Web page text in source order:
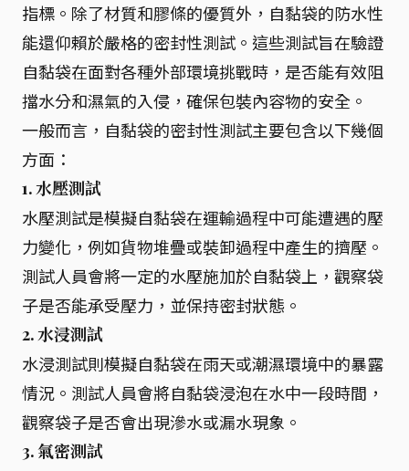
指標。除了材質和膠條的優質外，自黏袋的防水性
能還仰賴於嚴格的密封性測試。這些測試旨在驗證
自黏袋在面對各種外部環境挑戰時，是否能有效阻
擋水分和濕氣的入侵，確保包裝內容物的安全。
一般而言，自黏袋的密封性測試主要包含以下幾個
方面：
1. 水壓測試
水壓測試是模擬自黏袋在運輸過程中可能遭遇的壓
力變化，例如貨物堆疊或裝卸過程中產生的擠壓。
測試人員會將一定的水壓施加於自黏袋上，觀察袋
子是否能承受壓力，並保持密封狀態。
2. 水浸測試
水浸測試則模擬自黏袋在雨天或潮濕環境中的暴露
情況。測試人員會將自黏袋浸泡在水中一段時間，
觀察袋子是否會出現滲水或漏水現象。
3. 氣密測試